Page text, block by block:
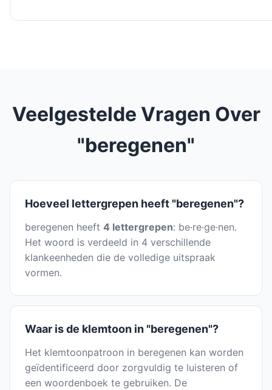
Veelgestelde Vragen Over
"beregenen"
Hoeveel lettergrepen heeft "beregenen"?
beregenen heeft 4 lettergrepen: be·re·ge·nen.
Het woord is verdeeld in 4 verschillende
klankeenheden die de volledige uitspraak
vormen.
Waar is de klemtoon in "beregenen"?
Het klemtoonpatroon in beregenen kan worden
geïdentificeerd door zorgvuldig te luisteren of
een woordenboek te gebruiken. De